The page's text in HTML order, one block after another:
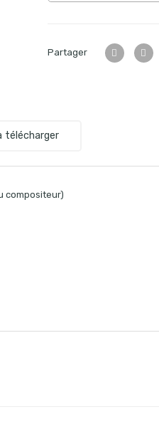
Partager
télécharger
compositeur)